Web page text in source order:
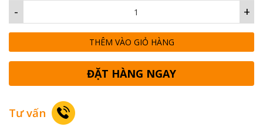
+
-
THÊM VÀO GIỎ HÀNG
ĐẶT HÀNG NGAY
Tư vấn